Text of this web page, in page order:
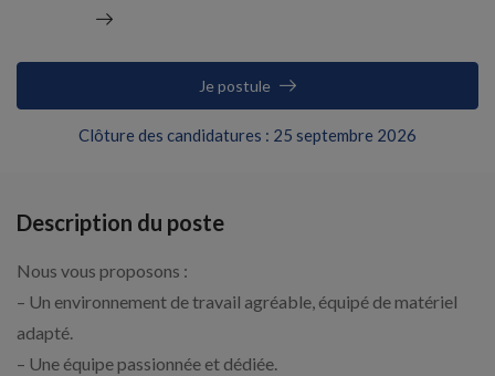
Clôture des candidatures : 25 septembre 2026
Je postule
Description du poste
Nous vous proposons :
– Un environnement de travail agréable, équipé de matériel
adapté.
– Une équipe passionnée et dédiée.